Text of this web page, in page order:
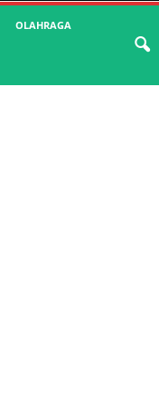
OLAHRAGA